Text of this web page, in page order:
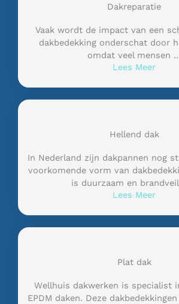
Dakreparatie
Vaak wordt de impact van een
dakbedekking onderschat door
omdat veel mensen
Lees Meer
Hellend dak
In Nederland zijn dakpannen nog
voorkomende vorm van
is duurzaam en
Lees Meer
Plat dak
Wellhuis dakwerken is specialist
EPDM daken. Deze